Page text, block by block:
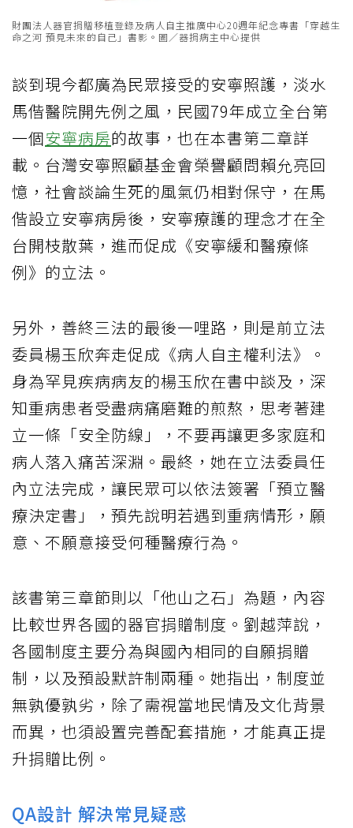
財團法人器官捐贈移植登錄及病人自主推廣中心20週年紀念專書「穿越生
命之河 預見未來的自己」書影。圖／器捐病主中心提供
談到現今都廣為民眾接受的安寧照護，淡水
馬偕醫院開先例之風，民國79年成立全台第
一個安寧病房的故事，也在本書第二章詳
載。台灣安寧照顧基金會榮譽顧問賴允亮回
憶，社會談論生死的風氣仍相對保守，在馬
偕設立安寧病房後，安寧療護的理念才在全
台開枝散葉，進而促成《安寧緩和醫療條
例》的立法。
另外，善終三法的最後一哩路，則是前立法
委員楊玉欣奔走促成《病人自主權利法》。
身為罕見疾病病友的楊玉欣在書中談及，深
知重病患者受盡病痛磨難的煎熬，思考著建
立一條「安全防線」，不要再讓更多家庭和
病人落入痛苦深淵。最終，她在立法委員任
內立法完成，讓民眾可以依法簽署「預立醫
療決定書」，預先說明若遇到重病情形，願
意、不願意接受何種醫療行為。
該書第三章節則以「他山之石」為題，內容
比較世界各國的器官捐贈制度。劉越萍說，
各國制度主要分為與國內相同的自願捐贈
制，以及預設默許制兩種。她指出，制度並
無孰優孰劣，除了需視當地民情及文化背景
而異，也須設置完善配套措施，才能真正提
升捐贈比例。
QA設計 解決常見疑惑